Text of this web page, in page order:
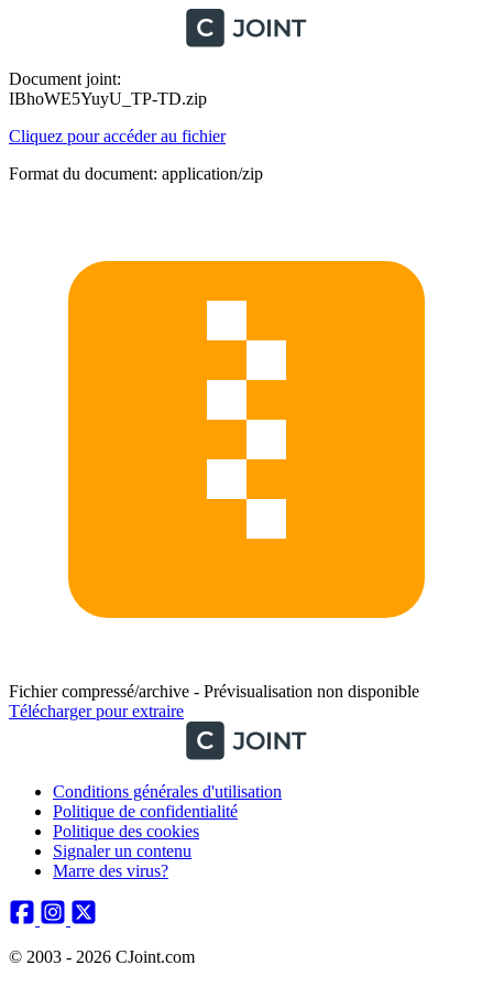
Document joint:
IBhoWE5YuyU_TP-TD.zip
Cliquez pour accéder au fichier
Format du document: application/zip
Fichier compressé/archive - Prévisualisation non disponible
Télécharger pour extraire
Conditions générales d'utilisation
Politique de confidentialité
Politique des cookies
Signaler un contenu
Marre des virus?
© 2003 - 2026 CJoint.com